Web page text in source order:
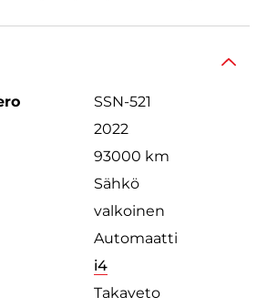
SSN-521
2022
93000 km
Sähkö
valkoinen
Automaatti
i4
Takaveto